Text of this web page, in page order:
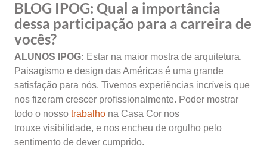
BLOG IPOG: Qual a importância
dessa participação para a carreira de
vocês?
ALUNOS IPOG: Estar na maior mostra de arquitetura,
Paisagismo e design das Américas é uma grande
satisfação para nós. Tivemos experiências incríveis que
nos fizeram crescer profissionalmente. Poder mostrar
todo o nosso trabalho na Casa Cor nos
trouxe visibilidade, e nos encheu de orgulho pelo
sentimento de dever cumprido.